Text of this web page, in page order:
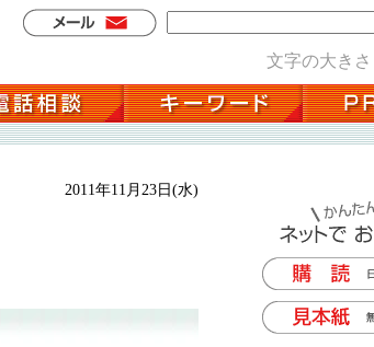
文字の大きさ
2011年11月23日(水)